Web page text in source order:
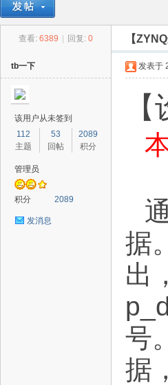
›
查看: 6389 回复: 0 【
tb一下
该用户从未签到
112
主题
53
回帖
2089
积分
管理员
积分 2089
发消息
发表于
据
出
号
据